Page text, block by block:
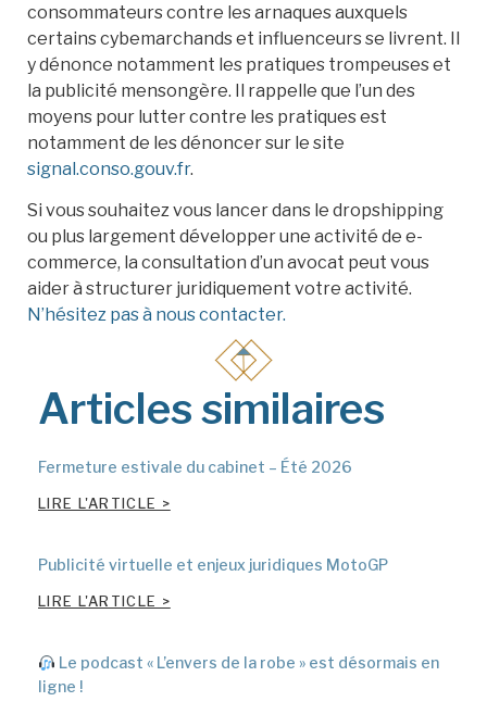
consommateurs contre les arnaques auxquels
certains cybemarchands et influenceurs se livrent. Il
y dénonce notamment les pratiques trompeuses et
la publicité mensongère. Il rappelle que l’un des
moyens pour lutter contre les pratiques est
notamment de les dénoncer sur le site
signal.conso.gouv.fr.
Si vous souhaitez vous lancer dans le dropshipping
ou plus largement développer une activité de e-
commerce, la consultation d’un avocat peut vous
aider à structurer juridiquement votre activité.
N’hésitez pas à nous contacter.
Articles similaires
Fermeture estivale du cabinet – Été 2026
LIRE L'ARTICLE >
Publicité virtuelle et enjeux juridiques MotoGP
LIRE L'ARTICLE >
Le podcast « L’envers de la robe » est désormais en
ligne !